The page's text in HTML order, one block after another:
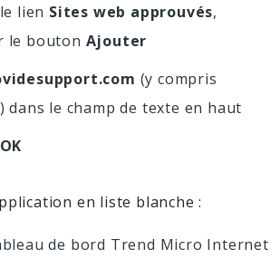
lien Sites web approuvés,
le bouton Ajouter
(y compris
dans le champ de texte en haut
OK
en liste blanche :
de bord Trend Micro Internet